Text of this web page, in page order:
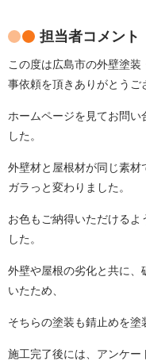
担当者コメント
この度は広島市の外壁塗
事依頼を頂きありがとうご
ホームページを見てお問い
した。
外壁材と屋根材が同じ素
ガラっと変わりました。
お色もご納得いただけるよ
した。
外壁や屋根の劣化と共に、
いたため、
そちらの塗装も錆止めを塗
施工完了後には、アンケー